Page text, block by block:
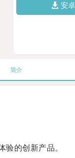
安
简介
的创新产品。